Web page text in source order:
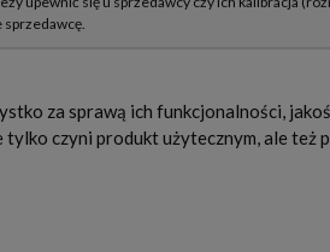
za sprawą ich funkcjonalności,
czyni produkt użytecznym, ale